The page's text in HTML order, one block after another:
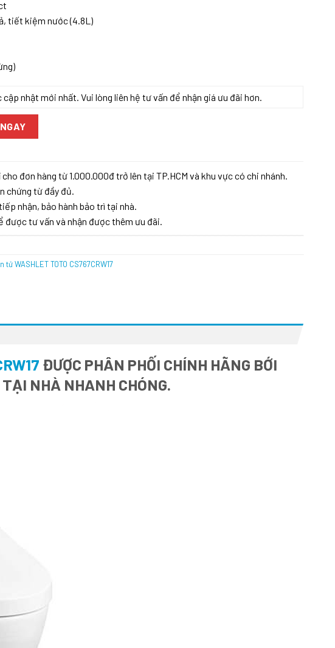
tiết kiệm nước (4.8L)
nhật mới nhất. Vui lòng liên hệ tư vấn để nhận giá ưu đãi hơn.
tử WASHLET TOTO CS767CRW17 số lượng
đơn hàng từ 1.000.000đ trở lên tại TP.HCM và khu vực có chi nhánh.
chứng từ đầy đủ.
nhận, bảo hành bảo trì tại nhà.
được tư vấn và nhận được thêm ưu đãi.
WASHLET TOTO CS767CRW17
ĐƯỢC PHÂN PHỐI CHÍNH HÃNG BỚI
NHÀ NHANH CHÓNG.